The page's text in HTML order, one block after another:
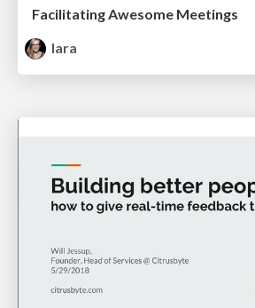
Facilitating Awesome Meetings
lara